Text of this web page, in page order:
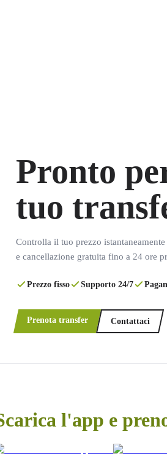
Pronto
tuo
Controlla il tuo prezzo
e cancellazione gratuita fino a 24 ore
Prezzo fisso Supporto 24/7
Prenota transfer Contattaci
l'app e